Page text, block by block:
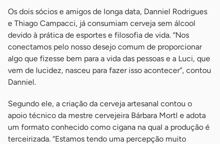
Os dois sócios e amigos de longa data, Danniel Rodrigues
e Thiago Campacci, já consumiam cerveja sem álcool
devido à prática de esportes e filosofia de vida. “Nos
conectamos pelo nosso desejo comum de proporcionar
algo que fizesse bem para a vida das pessoas e a Luci, que
vem de lucidez, nasceu para fazer isso acontecer”, contou
Danniel.
Segundo ele, a criação da cerveja artesanal contou o
apoio técnico da mestre cervejeira Bárbara Mortl e adota
um formato conhecido como cigana na qual a produção é
terceirizada. “Estamos tendo uma percepção muito